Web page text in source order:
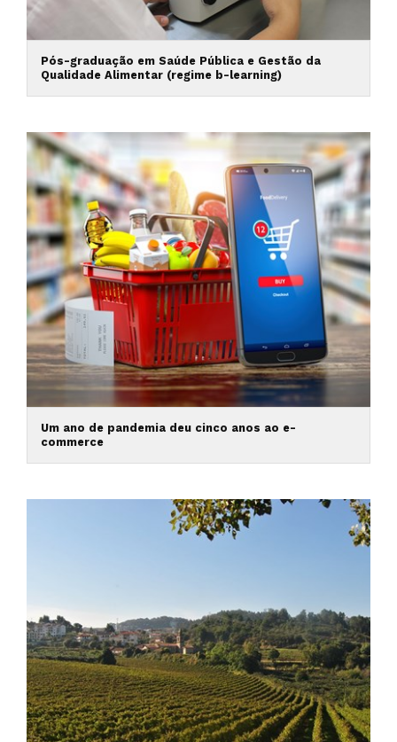
Pós-graduação em Saúde Pública e Gestão da
Qualidade Alimentar (regime b-learning)
Um ano de pandemia deu cinco anos ao e-
commerce